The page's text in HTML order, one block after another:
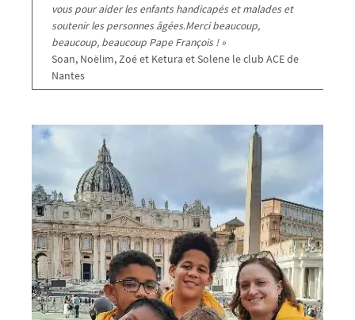
vous pour aider les enfants handicapés et malades et
soutenir les personnes âgées.Merci beaucoup,
beaucoup, beaucoup Pape François ! »
Soan, Noëlim, Zoé et Ketura et Solene le club ACE de
Nantes